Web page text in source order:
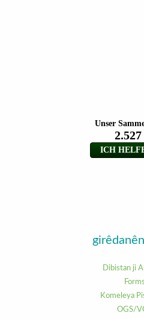
Dibistan ji
Forms
Komeleya
OGS/